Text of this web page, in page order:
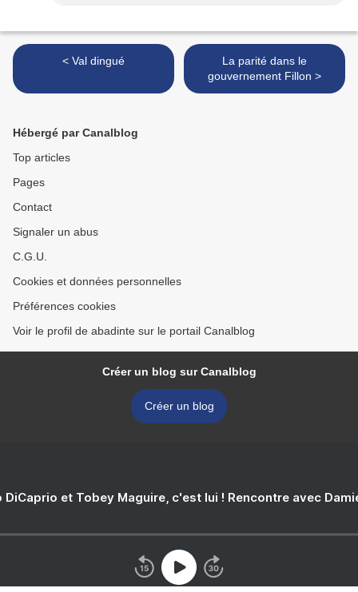
< Val dingué
La parité dans le
gouvernement Fillon >
Hébergé par Canalblog
Top articles
Pages
Contact
Signaler un abus
C.G.U.
Cookies et données personnelles
Préférences cookies
Voir le profil de abadinte sur le portail Canalblog
Créer un blog sur Canalblog
Créer un blog
DiCaprio et Tobey Maguire, c'est lui ! Rencontre avec